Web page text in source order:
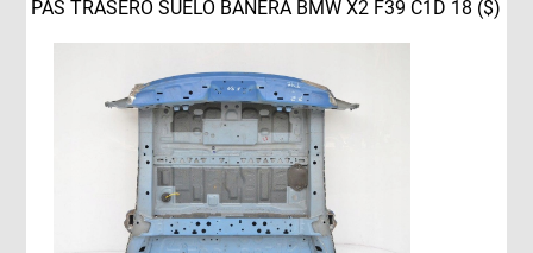
PAS TRASERO SUELO BANERA BMW X2 F39 C1D 18 ($)